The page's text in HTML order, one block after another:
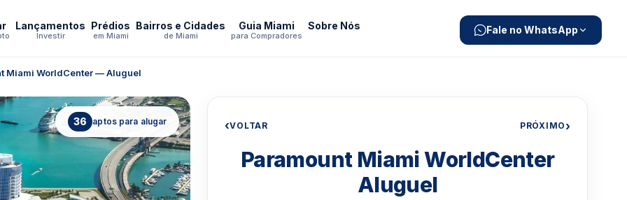
Lançamentos
Investir
Prédios
em Miami
Bairros e Cidades
de Miami
Guia Miami
para Compradores
Sobre Nós Fale no WhatsApp
Miami WorldCenter — Aluguel
36 aptos para alugar ‹VOLTAR PRÓXIMO›
Paramount Miami WorldCenter
Aluguel